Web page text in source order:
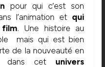
pour qui c’est son
l’animation et qui
. Une histoire au
mais qui est bien
de la nouveauté en
dans cet univers